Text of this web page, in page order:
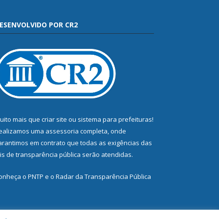
POR CR2
mais que criar site ou sistema para prefeituras!
uma assessoria completa, onde
em contrato que todas as exigências das
de transparência pública serão atendidas.
o PNTP e o Radar da Transparência Pública